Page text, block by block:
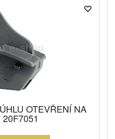
OTEVŘENÍ NA
20F7051